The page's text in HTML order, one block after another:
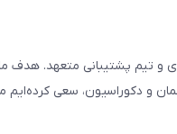
و تیم پشتیبانی متعهد.
و دکوراسیون، سعی کرده‌ایم